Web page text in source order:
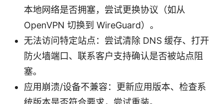
本地网络是否拥塞，尝试更换协议（如从
OpenVPN 切换到 WireGuard）。
无法访问特定站点：尝试清除 DNS 缓存、打开
防火墙端口、联系客户支持确认是否被站点阻
塞。
应用崩溃/设备不兼容：更新应用版本、检查系